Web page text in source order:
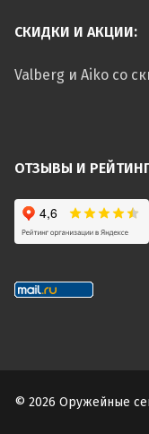
СКИДКИ И АКЦИИ:
Valberg и Aiko со
ОТЗЫВЫ И
© 2026 Оружейные